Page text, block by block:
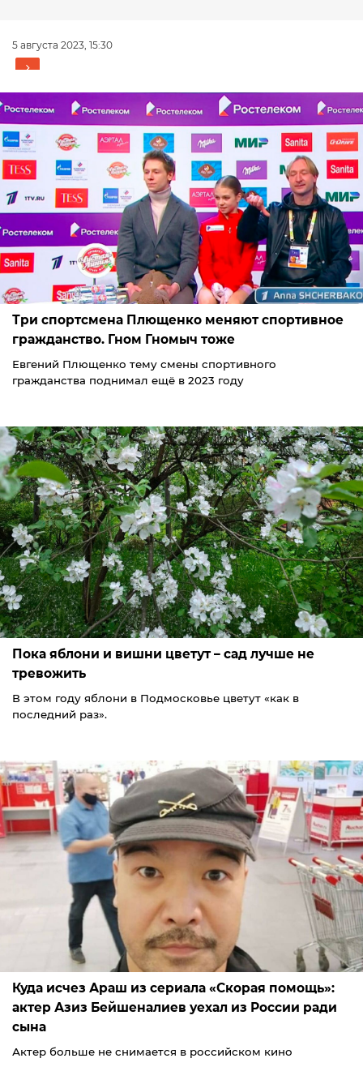
5 августа 2023, 15:30
Три спортсмена Плющенко меняют спортивное
гражданство. Гном Гномыч тоже
Евгений Плющенко тему смены спортивного
гражданства поднимал ещё в 2023 году
Пока яблони и вишни цветут – сад лучше не
тревожить
В этом году яблони в Подмосковье цветут «как в
последний раз».
Куда исчез Араш из сериала «Скорая помощь»:
актер Азиз Бейшеналиев уехал из России ради
сына
Актер больше не снимается в российском кино